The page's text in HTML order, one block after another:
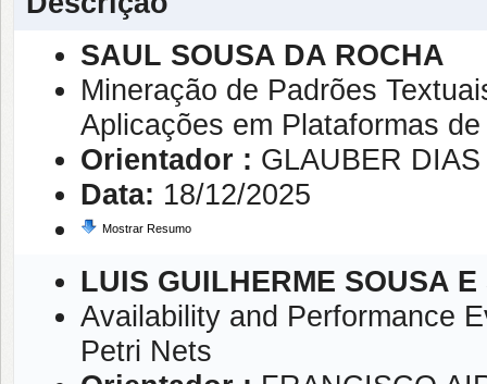
SAUL SOUSA DA ROCHA
Mineração de Padrões
Aplicações em Plataformas
Orientador : GLAUBER
Data: 18/12/2025
Mostrar Resumo
LUIS GUILHERME SOUSA E
Availability and Performance
Petri Nets